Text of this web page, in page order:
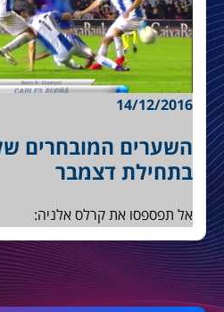
14/12/2016
השערים המובחרים
בתחילת דצמבר
אל תפספסו את קרלס אלניה: